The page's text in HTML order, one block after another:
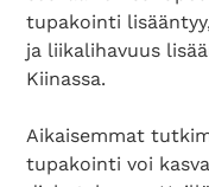
tupakointi
ja liikalihavuus
Kiinassa.
Aikaisemmat
tupakointi voi